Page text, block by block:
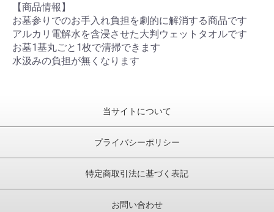
【商品情報】
お墓参りでのお手入れ負担を劇的に解消する商品です
アルカリ電解水を含浸させた大判ウェットタオルです
お墓1基丸ごと1枚で清掃できます
水汲みの負担が無くなります
当サイトについて
プライバシーポリシー
特定商取引法に基づく表記
お問い合わせ